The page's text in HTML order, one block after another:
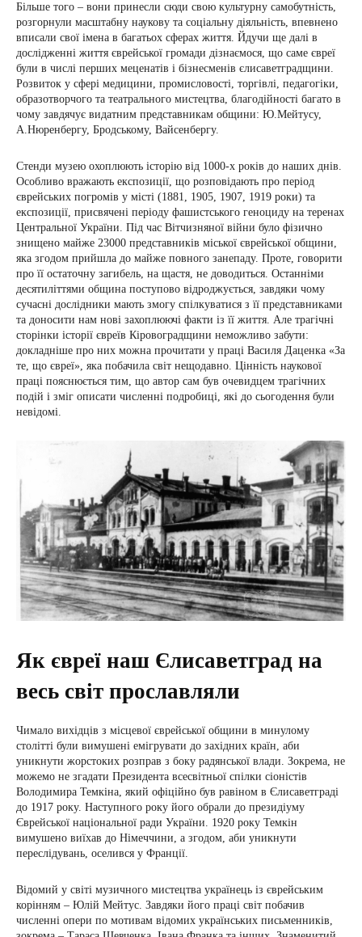
Більше того – вони принесли сюди свою культурну самобутність,
розгорнули масштабну наукову та соціальну діяльність, впевнено
вписали свої імена в багатьох сферах життя. Йдучи ще далі в
дослідженні життя єврейської громади дізнаємося, що саме євреї
були в числі перших меценатів і бізнесменів єлисаветградщини.
Розвиток у сфері медицини, промисловості, торгівлі, педагогіки,
образотворчого та театрального мистецтва, благодійності багато в
чому завдячує видатним представникам общини: Ю.Мейтусу,
А.Нюренбергу, Бродському, Вайсенбергу.
Стенди музею охоплюють історію від 1000-х років до наших днів.
Особливо вражають експозиції, що розповідають про період
єврейських погромів у місті (1881, 1905, 1907, 1919 роки) та
експозиції, присвячені періоду фашистського геноциду на теренах
Центральної України. Під час Вітчизняної війни було фізично
знищено майже 23000 представників міської єврейської общини,
яка згодом прийшла до майже повного занепаду. Проте, говорити
про її остаточну загибель, на щастя, не доводиться. Останніми
десятиліттями община поступово відроджується, завдяки чому
сучасні дослідники мають змогу спілкуватися з її представниками
та доносити нам нові захоплюючі факти із її життя. Але трагічні
сторінки історії євреїв Кіровоградщини неможливо забути:
докладніше про них можна прочитати у праці Василя Даценка «За
те, що євреї», яка побачила світ нещодавно. Цінність наукової
праці пояснюється тим, що автор сам був очевидцем трагічних
подій і зміг описати численні подробиці, які до сьогодення були
невідомі.
Як євреї наш Єлисаветград на
весь світ прославляли
Чимало вихідців з місцевої єврейської общини в минулому
столітті були вимушені емігрувати до західних країн, аби
уникнути жорстоких розправ з боку радянської влади. Зокрема, не
можемо не згадати Президента всесвітньої спілки сіоністів
Володимира Темкіна, який офіційно був равіном в Єлисаветграді
до 1917 року. Наступного року його обрали до президіуму
Єврейської національної ради України. 1920 року Темкін
вимушено виїхав до Німеччини, а згодом, аби уникнути
переслідувань, оселився у Франції.
Відомий у світі музичного мистецтва українець із єврейським
корінням – Юлій Мейтус. Завдяки його праці світ побачив
численні опери по мотивам відомих українських письменників,